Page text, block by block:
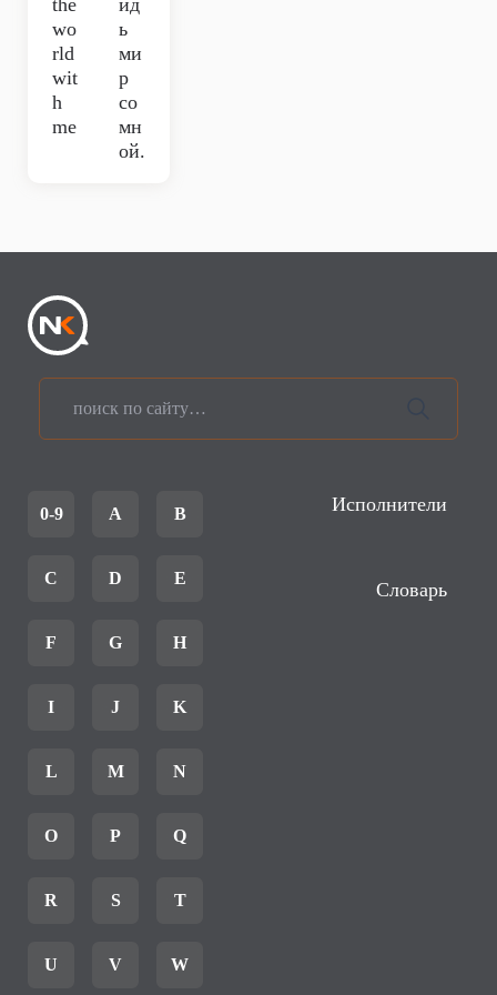
the
wo
rld
wit
h
me
ид
ь
ми
р
со
мн
ой.
0-9 A B
C D E
F G H
I J K
L M N
O P Q
R S T
U V W
Исполнители
Словарь